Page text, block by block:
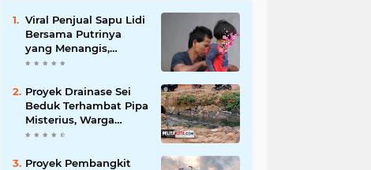
Viral Penjual Sapu Lidi
Bersama Putrinya
yang Menangis,
Tamparan Keras di
Korupsi
Proyek Drainase Sei
Beduk Terhambat Pipa
Misterius, Warga
Desak Pemerintah
Air
Proyek Pembangkit